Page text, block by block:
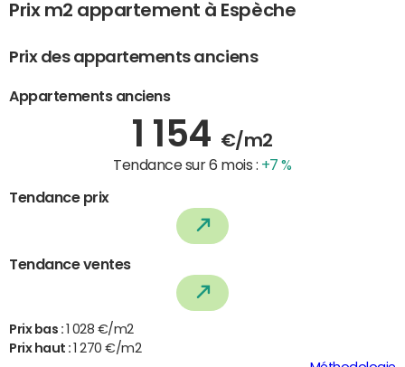
Prix m2 appartement à Espèche
Prix des appartements anciens
Appartements anciens
1 154 €/m2
Tendance sur 6 mois : +7 %
Tendance prix
Tendance ventes
Prix bas : 1 028 €/m2
Prix haut :1 270 €/m2